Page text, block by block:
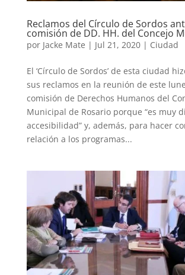
Reclamos del Círculo de Sordos
comisión de DD. HH. del Concejo
por Jacke Mate | Jul 21, 2020| Ciudad
El ‘Círculo de Sordos’ de esta ciudad
sus reclamos en la reunión de este
comisión de Derechos Humanos del
Municipal de Rosario porque “es muy
accesibilidad” y, además, para hacer
relación a los programas...